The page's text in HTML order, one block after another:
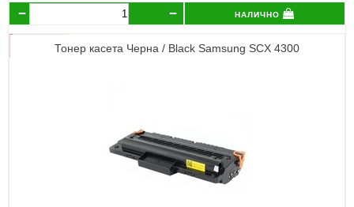
налично
Тонер касета Черна / Black Samsung SCX 4300